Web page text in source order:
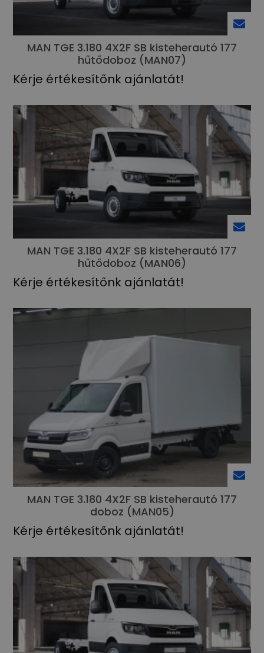
MAN TGE 3.180 4X2F SB kisteherautó 177
hűtődoboz (MAN07)
Kérje értékesítőnk ajánlatát!
MAN TGE 3.180 4X2F SB kisteherautó 177
hűtődoboz (MAN06)
Kérje értékesítőnk ajánlatát!
MAN TGE 3.180 4X2F SB kisteherautó 177
doboz (MAN05)
Kérje értékesítőnk ajánlatát!